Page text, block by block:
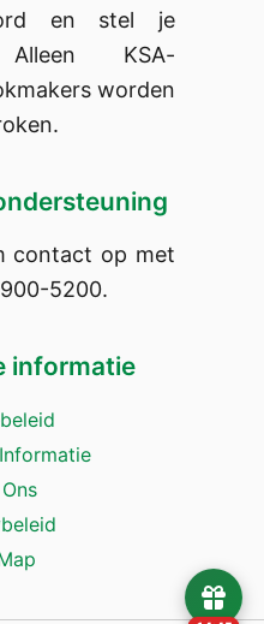
en stel je
KSA-
worden
contact op met
5200.
informatie